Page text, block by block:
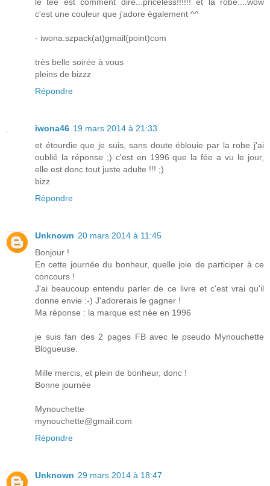
le tee est comment dire...priceless!!!!!! et la robe....wow
c'est une couleur que j'adore également ^^
- iwona.szpack(at)gmail(point)com
très belle soirée à vous
pleins de bizzz
Répondre
iwona46 19 mars 2014 à 21:33
et étourdie que je suis, sans doute éblouie par la robe j'ai
oublié la réponse ;) c'est en 1996 que la fée a vu le jour,
elle est donc tout juste adulte !!! ;)
bizz
Répondre
Unknown 20 mars 2014 à 11:45
Bonjour !
En cette journée du bonheur, quelle joie de participer à ce
concours !
J'ai beaucoup entendu parler de ce livre et c'est vrai qu'il
donne envie :-) J'adorerais le gagner !
Ma réponse : la marque est née en 1996
je suis fan des 2 pages FB avec le pseudo Mynouchette
Blogueuse.
Mille mercis, et plein de bonheur, donc !
Bonne journée
Mynouchette
mynouchette@gmail.com
Répondre
Unknown 29 mars 2014 à 18:47